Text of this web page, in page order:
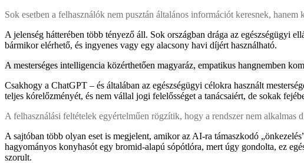
Sok esetben a felhasználók nem pusztán általános információt keresnek,
A jelenség hátterében több tényező áll. Sok országban drága az egészségügyi
bármikor elérhető, és ingyenes vagy egy alacsony havi díjért használható.
A mesterséges intelligencia közérthetően magyaráz, empatikus hangnemben
Csakhogy a ChatGPT – és általában az egészségügyi célokra használt
teljes kórelőzményét, és nem vállal jogi felelősséget a tanácsaiért, de sokak
A felhasználási feltételek egyértelműen rögzítik, hogy a rendszer nem alkalmas
A sajtóban több olyan eset is megjelent, amikor az AI-ra támaszkodó
hagyományos konyhasót egy bromid-alapú sópótlóra, mert úgy gondolta, ez
szorult.